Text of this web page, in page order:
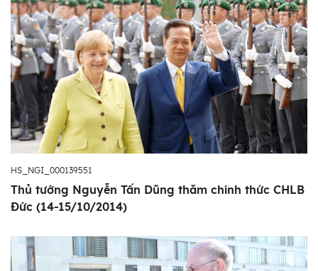
HS_NGI_000139551
Thủ tướng Nguyễn Tấn Dũng thăm chính thức CHLB
Đức (14-15/10/2014)